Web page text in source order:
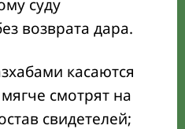
суду
возврата дара.
касаются
смотрят на
свидетелей;